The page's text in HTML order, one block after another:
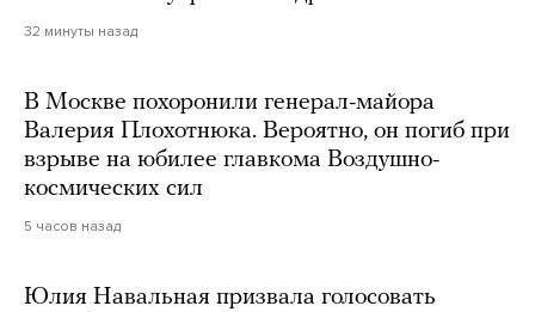
32 минуты назад
В Москве похоронили генерал-майора
Валерия Плохотнюка. Вероятно, он погиб при
взрыве на юбилее главкома Воздушно-
космических сил
5 часов назад
Юлия Навальная призвала голосовать